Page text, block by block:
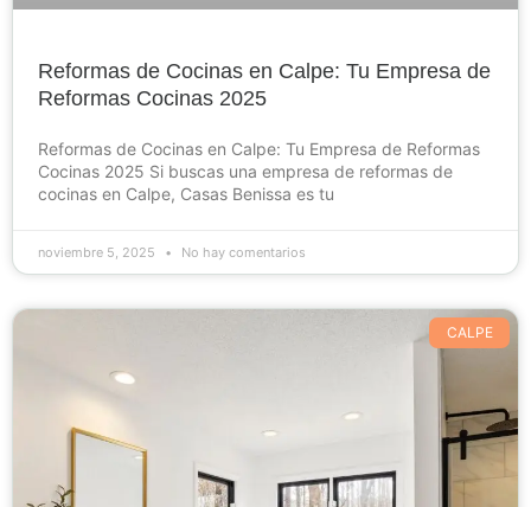
Reformas de Cocinas en Calpe: Tu Empresa de
Reformas Cocinas 2025
Reformas de Cocinas en Calpe: Tu Empresa de Reformas
Cocinas 2025 Si buscas una empresa de reformas de
cocinas en Calpe, Casas Benissa es tu
noviembre 5, 2025 No hay comentarios
CALPE